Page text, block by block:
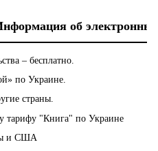
об
– бесплатно.
по Украине.
страны.
тарифу "Книга" по Украине
и США